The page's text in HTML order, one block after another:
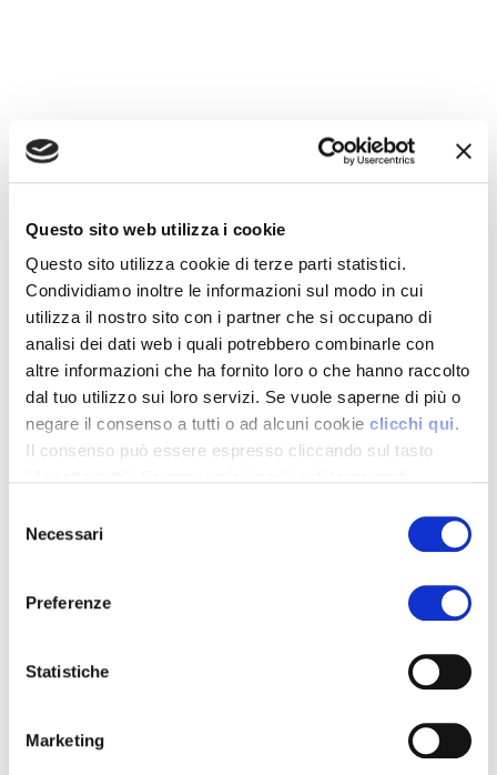
Questo sito web utilizza i cookie
Questo sito utilizza cookie di terze parti statistici.
Condividiamo inoltre le informazioni sul modo in cui
utilizza il nostro sito con i partner che si occupano di
analisi dei dati web i quali potrebbero combinarle con
altre informazioni che ha fornito loro o che hanno raccolto
dal tuo utilizzo sui loro servizi. Se vuole saperne di più o
negare il consenso a tutti o ad alcuni cookie clicchi qui.
Il consenso può essere espresso cliccando sul tasto
delNecessari
Preferenze
Statistiche
Marketing